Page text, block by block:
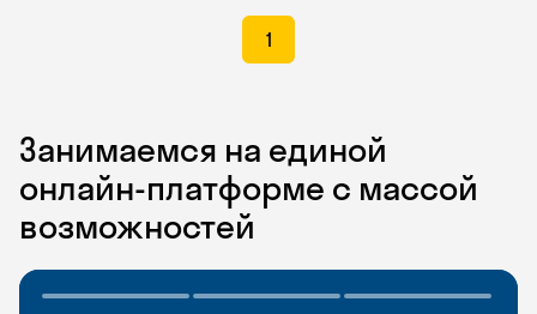
1
Занимаемся на единой
онлайн-платформе с массой
возможностей